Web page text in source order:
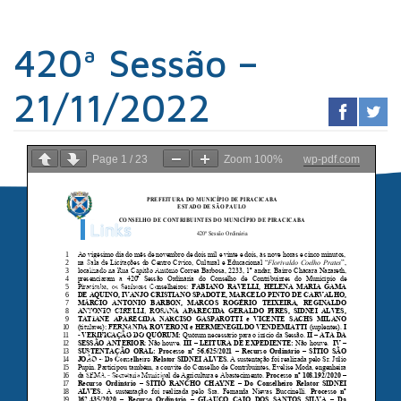
420ª Sessão –
21/11/2022
Page 1 / 23 Zoom 100% wp-pdf.com
Links
Sindicato dos
Contabilistas
Prefeitura de
Piracicaba
Portal da
Transparência